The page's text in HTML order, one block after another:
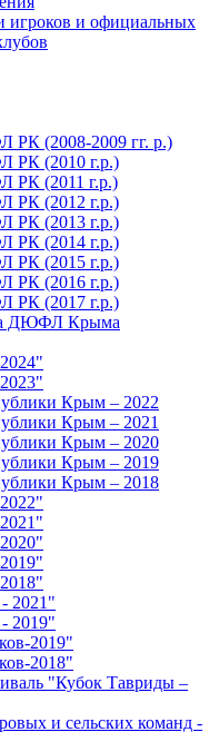
игроков и официальных
РК (2008-2009 гг. р.)
РК (2010 г.р.)
РК (2011 г.р.)
РК (2012 г.р.)
РК (2013 г.р.)
РК (2014 г.р.)
РК (2015 г.р.)
РК (2016 г.р.)
РК (2017 г.р.)
ДЮФЛ Крыма
Крым – 2022
Крым – 2021
Крым – 2020
Крым – 2019
Крым – 2018
2021"
2019"
2019"
2018"
"Кубок Тавриды –
и сельских команд -